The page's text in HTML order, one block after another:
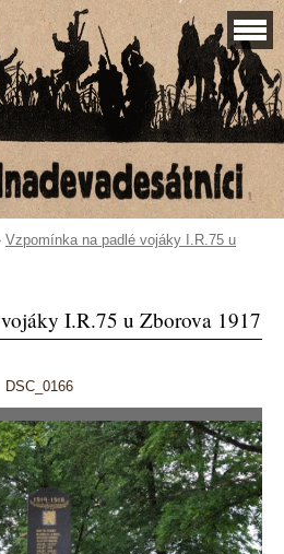
Vzpomínka na padlé vojáky I.R.75 u
I.R.75 u Zborova 1917
DSC_0166